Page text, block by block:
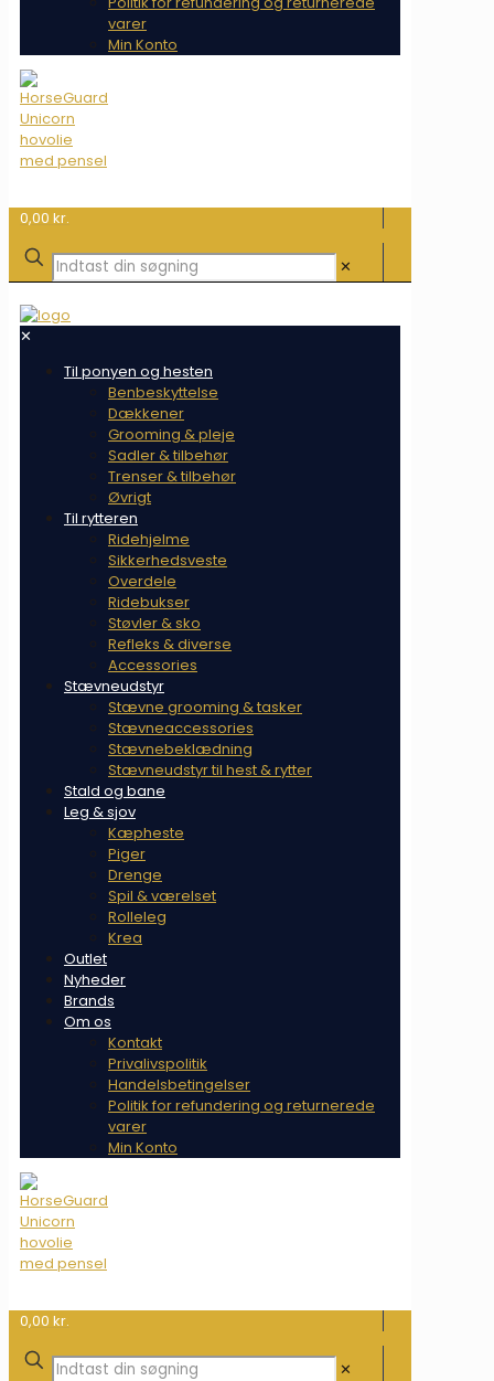
varer
Min Konto
0,00 kr.
✕
✕
Til ponyen og hesten
Benbeskyttelse
Dækkener
Grooming & pleje
Sadler & tilbehør
Trenser & tilbehør
Øvrigt
Til rytteren
Ridehjelme
Sikkerhedsveste
Overdele
Ridebukser
Støvler & sko
Refleks & diverse
Accessories
Stævneudstyr
Stævne grooming & tasker
Stævneaccessories
Stævnebeklædning
Stævneudstyr til hest & rytter
Stald og bane
Leg & sjov
Kæpheste
Piger
Drenge
Spil & værelset
Rolleleg
Krea
Outlet
Nyheder
Brands
Om os
Kontakt
Privalivspolitik
Handelsbetingelser
Politik for refundering og returnerede
varer
Min Konto
0,00 kr.
✕